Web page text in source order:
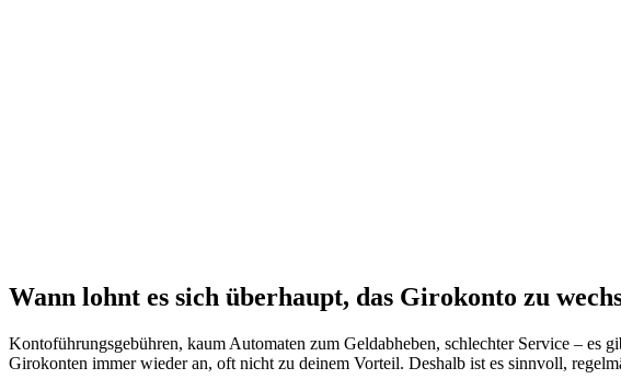
Wann lohnt es sich überhaupt, das Girokonto zu
Kontoführungsgebühren, kaum Automaten zum Geldabheben, schlechter Service –
Girokonten immer wieder an, oft nicht zu deinem Vorteil. Deshalb ist es sinnvoll,